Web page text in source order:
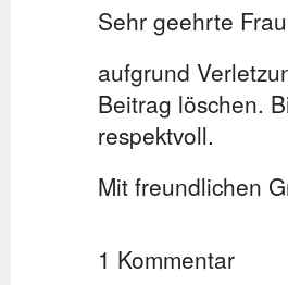
Sehr geehrte
aufgrund
Beitrag löschen.
respektvoll.
Mit freundlichen
1 Kommentar